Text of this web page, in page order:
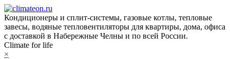
Кондиционеры и сплит-системы, газовые котлы, тепловые
завесы, водяные тепловентиляторы для квартиры, дома, офиса
с доставкой в Набережные Челны и по всей России.
Climate for life
×